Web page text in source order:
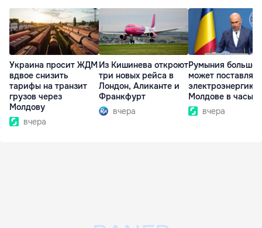
Украина просит ЖДМ
вдвое снизить
тарифы на транзит
грузов через
Молдову
вчера
Из Кишинева откроют
три новых рейса в
Лондон, Аликанте и
Франкфурт
вчера
Румыния больше
может поставлять
электроэнергию
Молдове в часы
вчера